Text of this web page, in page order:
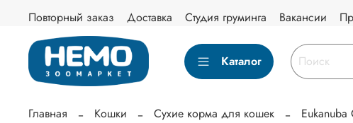
Повторный заказ Доставка Студия груминга Вакансии
Каталог
Главная Кошки Сухие корма для кошек Eukanuba